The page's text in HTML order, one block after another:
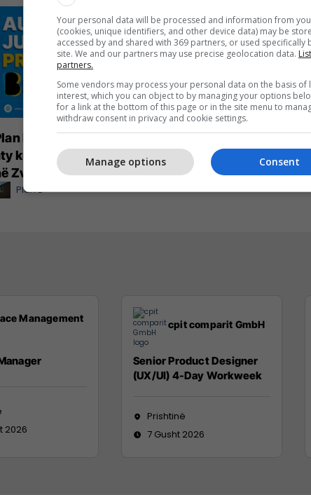
B – reklamoni biznesin tuaj
ku është audienca shqiptare
Zvicër
Plan B
Sigurimi i
Management
2026
cpit comparit GmbH
Senior Product Designer
(UX/UI) 4-Day Workweek
Prishtinë
7 Gusht 2026
Your personal data will be processed and information from
(cookies, unique identifiers, and other device data) may be
accessed by and shared with 369 partners, or used specifically
site. We and our partners may use precise geolocation data.
partners.
Some vendors may process your personal data on the basis of
interest, which you can object to by managing your options
for a link at the bottom of this page or in the site menu to
withdraw consent in privacy and cookie settings.
Consent
Manage options